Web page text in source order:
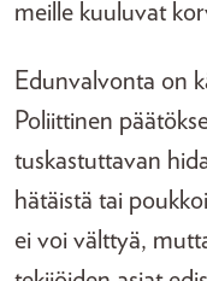
meille kuuluvat
Edunvalvonta on
Poliittinen
tuskastuttavan
hätäistä tai
ei voi välttyä,